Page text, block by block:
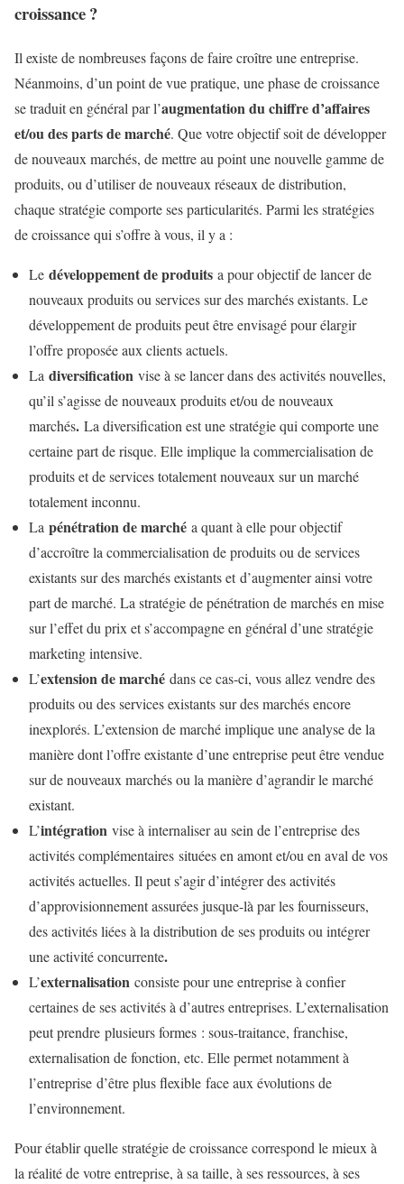
croissance ?
Il existe de nombreuses façons de faire croître une entreprise.
Néanmoins, d’un point de vue pratique, une phase de croissance
se traduit en général par l’augmentation du chiffre d’affaires
et/ou des parts de marché. Que votre objectif soit de développer
de nouveaux marchés, de mettre au point une nouvelle gamme de
produits, ou d’utiliser de nouveaux réseaux de distribution,
chaque stratégie comporte ses particularités. Parmi les stratégies
de croissance qui s’offre à vous, il y a :
Le développement de produits a pour objectif de lancer de
nouveaux produits ou services sur des marchés existants. Le
développement de produits peut être envisagé pour élargir
l’offre proposée aux clients actuels.
La diversification vise à se lancer dans des activités nouvelles,
qu’il s’agisse de nouveaux produits et/ou de nouveaux
marchés. La diversification est une stratégie qui comporte une
certaine part de risque. Elle implique la commercialisation de
produits et de services totalement nouveaux sur un marché
totalement inconnu.
La pénétration de marché a quant à elle pour objectif
d’accroître la commercialisation de produits ou de services
existants sur des marchés existants et d’augmenter ainsi votre
part de marché. La stratégie de pénétration de marchés en mise
sur l’effet du prix et s’accompagne en général d’une stratégie
marketing intensive.
L’extension de marché dans ce cas-ci, vous allez vendre des
produits ou des services existants sur des marchés encore
inexplorés. L’extension de marché implique une analyse de la
manière dont l’offre existante d’une entreprise peut être vendue
sur de nouveaux marchés ou la manière d’agrandir le marché
existant.
L’intégration vise à internaliser au sein de l’entreprise des
activités complémentaires situées en amont et/ou en aval de vos
activités actuelles. Il peut s’agir d’intégrer des activités
d’approvisionnement assurées jusque-là par les fournisseurs,
des activités liées à la distribution de ses produits ou intégrer
une activité concurrente.
L’externalisation consiste pour une entreprise à confier
certaines de ses activités à d’autres entreprises. L’externalisation
peut prendre plusieurs formes : sous-traitance, franchise,
externalisation de fonction, etc. Elle permet notamment à
l’entreprise d’être plus flexible face aux évolutions de
l’environnement.
Pour établir quelle stratégie de croissance correspond le mieux à
la réalité de votre entreprise, à sa taille, à ses ressources, à ses